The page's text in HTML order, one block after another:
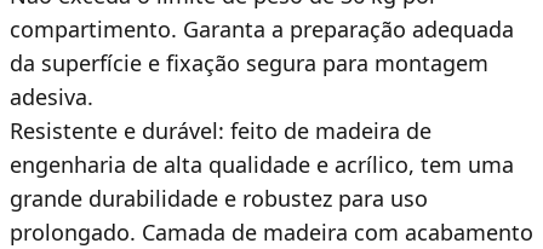
compartimento. Garanta a preparação adequada
da superfície e fixação segura para montagem
adesiva.
Resistente e durável: feito de madeira de
engenharia de alta qualidade e acrílico, tem uma
grande durabilidade e robustez para uso
prolongado. Camada de madeira com acabamento